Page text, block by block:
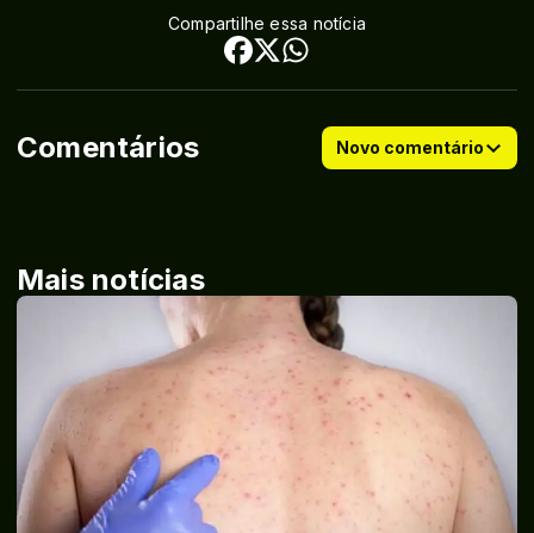
Compartilhe essa notícia
Comentários Novo comentário
Mais notícias